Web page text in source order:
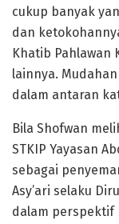
cukup banyak
dan
Khatib Pahlawan
lainnya.
dalam antaran
Bila Shofwan
STKIP Yayasan
sebagai
Asy’ari selaku
dalam perspektif